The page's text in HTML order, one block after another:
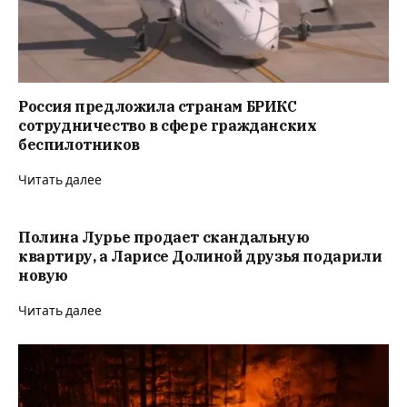
Россия предложила странам БРИКС
сотрудничество в сфере гражданских
беспилотников
Читать далее
Полина Лурье продает скандальную
квартиру, а Ларисе Долиной друзья подарили
новую
Читать далее